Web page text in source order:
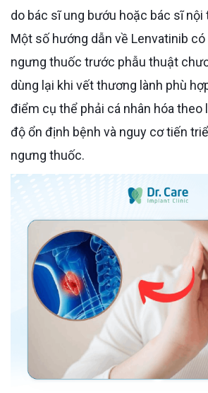
do bác sĩ ung bướu hoặc bác sĩ
Một số hướng dẫn về Lenvatinib
ngưng thuốc trước phẫu thuật
dùng lại khi vết thương lành phù
điểm cụ thể phải cá nhân hóa theo
độ ổn định bệnh và nguy cơ tiến
ngưng thuốc.